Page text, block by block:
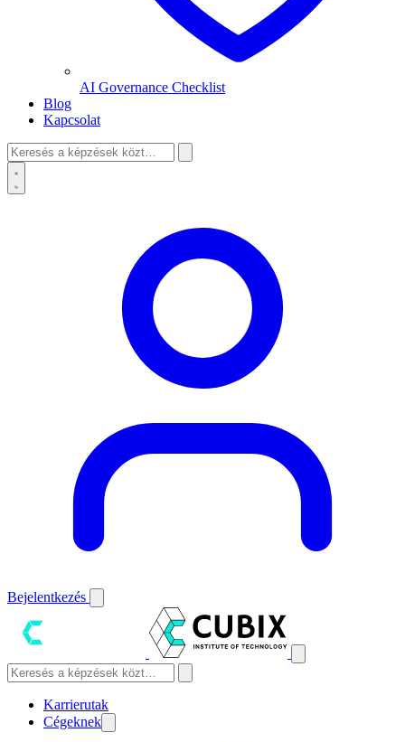
AI Governance Checklist
Blog
Kapcsolat
Bejelentkezés
Karrierutak
Cégeknek